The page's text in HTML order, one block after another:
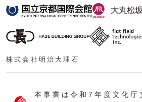
株式会社明治大理石
本事業は令和7年度文化庁